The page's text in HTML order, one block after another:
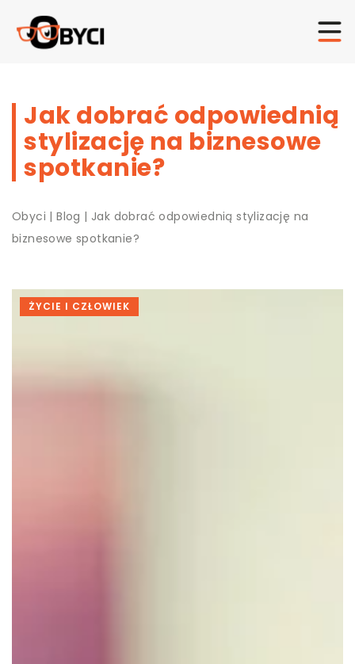
Jak dobrać odpowiednią
stylizację na biznesowe
spotkanie?
Obyci |Blog | Jak dobrać odpowiednią stylizację na
biznesowe spotkanie?
ŻYCIE I CZŁOWIEK